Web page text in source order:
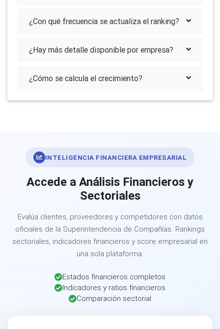
¿Con qué frecuencia se actualiza el ranking?
¿Hay más detalle disponible por empresa?
¿Cómo se calcula el crecimiento?
INTELIGENCIA FINANCIERA EMPRESARIAL
Accede a Análisis Financieros y
Sectoriales
Evalúa clientes, proveedores y competidores con datos
oficiales de la Superintendencia de Compañías. Rankings
sectoriales, indicadores financieros y score empresarial en
una sola plataforma.
Estados financieros completos
Indicadores y ratios financieros
Comparación sectorial